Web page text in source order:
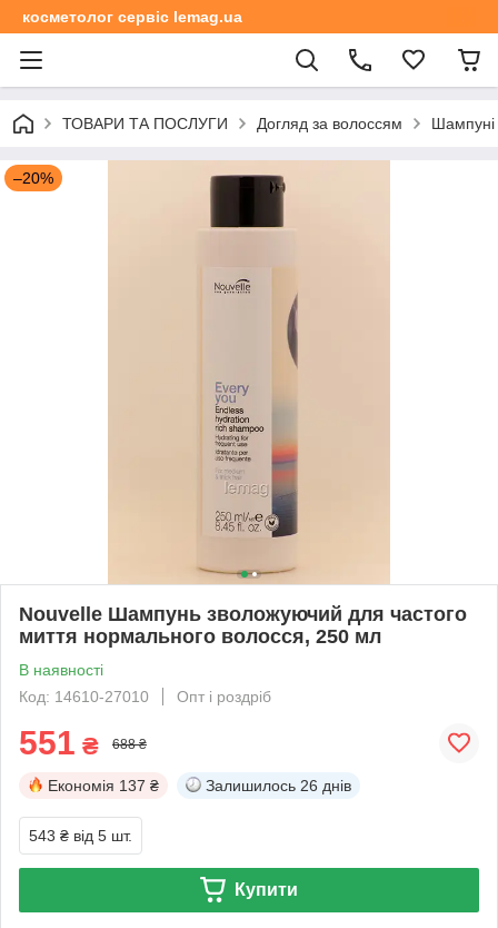
косметолог сервіс lemag.ua
ТОВАРИ ТА ПОСЛУГИ Догляд за волоссям Шампуні
–20%
Nouvelle Шампунь зволожуючий для частого
миття нормального волосся, 250 мл
В наявності
Код: 14610-27010
Опт і роздріб
551 ₴ 688 ₴
Економія 137 ₴ Залишилось 26 днів
543 ₴ від 5 шт.
Купити